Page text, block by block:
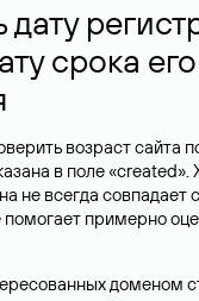
дату
срока его
возраст сайта
в поле «created».
не всегда совпадает
примерно
доменом